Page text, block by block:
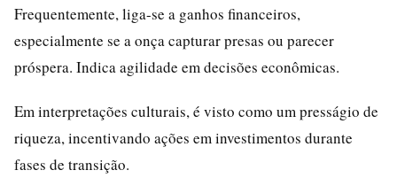
Frequentemente, liga-se a ganhos financeiros,
especialmente se a onça capturar presas ou parecer
próspera. Indica agilidade em decisões econômicas.
Em interpretações culturais, é visto como um presságio de
riqueza, incentivando ações em investimentos durante
fases de transição.